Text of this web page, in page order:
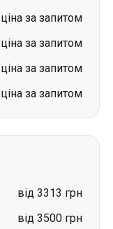
ціна за запитом
ціна за запитом
ціна за запитом
ціна за запитом
від 3313 грн
від 3500 грн